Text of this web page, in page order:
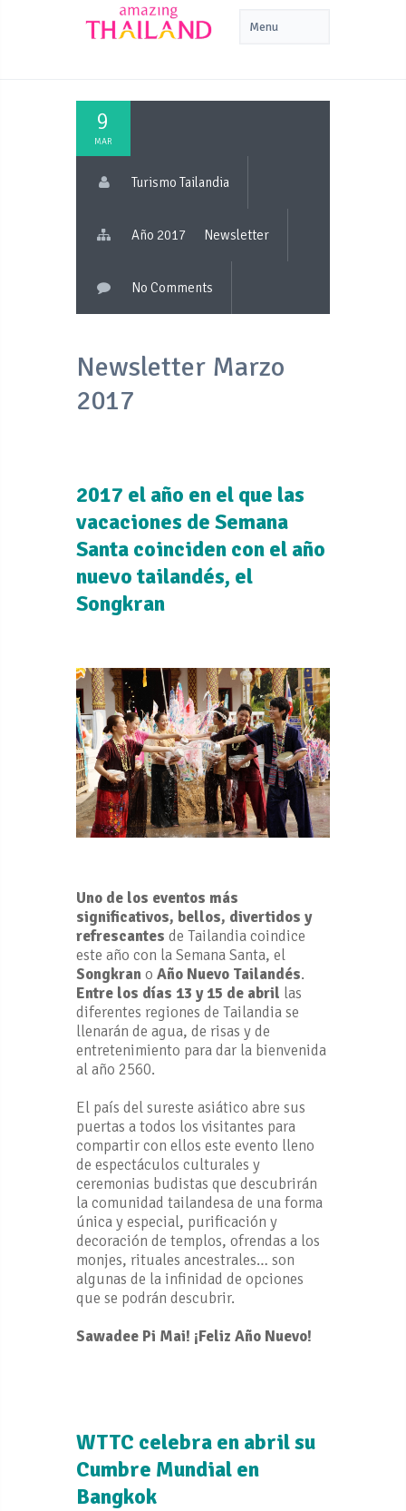
9
MAR
Turismo Tailandia
Año 2017 Newsletter
No Comments
Newsletter Marzo
2017
2017 el año en el que las
vacaciones de Semana
Santa coinciden con el año
nuevo tailandés, el
Songkran
Uno de los eventos más
significativos, bellos, divertidos y
refrescantes de Tailandia coindice
este año con la Semana Santa, el
Songkrano Año Nuevo Tailandés.
Entre los días 13 y 15 de abril las
diferentes regiones de Tailandia se
llenarán de agua, de risas y de
entretenimiento para dar la bienvenida
al año 2560.
El país del sureste asiático abre sus
puertas a todos los visitantes para
compartir con ellos este evento lleno
de espectáculos culturales y
ceremonias budistas que descubrirán
la comunidad tailandesa de una forma
única y especial, purificación y
decoración de templos, ofrendas a los
monjes, rituales ancestrales… son
algunas de la infinidad de opciones
que se podrán descubrir.
Sawadee Pi Mai! ¡Feliz Año Nuevo!
WTTC celebra en abril su
Cumbre Mundial en
Bangkok